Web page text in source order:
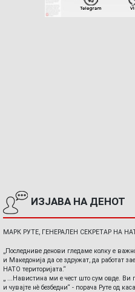
ИЗЈАВА НА ДЕНОТ
МАРК РУТЕ, ГЕНЕРАЛЕН СЕКРЕТАР НА
„Последниве денови гледаме колку е
и Македонија да се здружат, да работат
НАТО територијата.“
„ ...Навистина ми е чест што сум овде. Ви
и чувајте нè безбедни“ - порача Руте од